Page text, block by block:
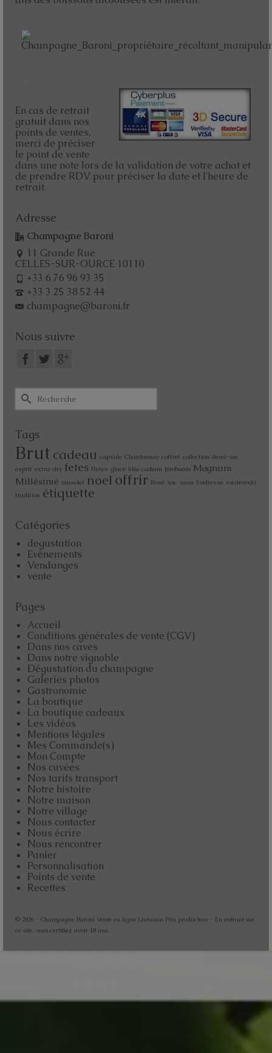
En cas de retrait
gratuit dans nos
points de ventes,
merci de préciser
le point de vente
dans une note lors de la validation de votre achat et
de prendre RDV pour préciser la date et l'heure de
retrait.
Adresse
Champagne Baroni
11 Grande Rue
CELLES-SUR-OURCE 10110
+33 6 76 96 93 35
+33 3 25 38 52 44
champagne@baroni.fr
Nous suivre
Tags
Brut cadeau capsule Chardonnay coffret collection demi-sec
esprit extra-dry fetes flutes glace idée cadeau Jéroboam Magnum
Millésimé muselet noel offrir Rosé sac seau Sveltesse swarovski
tradition étiquette
Catégories
degustation
Evènements
Vendanges
vente
Pages
Accueil
Conditions générales de vente (CGV)
Dans nos caves
Dans notre vignoble
Dégustation du champagne
Galeries photos
Gastronomie
La boutique
La boutique cadeaux
Les vidéos
Mentions légales
Mes Commande(s)
Mon Compte
Nos cuvées
Nos tarifs transport
Notre histoire
Notre maison
Notre village
Nous contacter
Nous écrire
Nous rencontrer
Panier
Personnalisation
Points de vente
Recettes
© 2026 - Champagne Baroni Vente en ligne Livraison Prix producteur - En entrant sur
ce site, vous certifiez avoir 18 ans.